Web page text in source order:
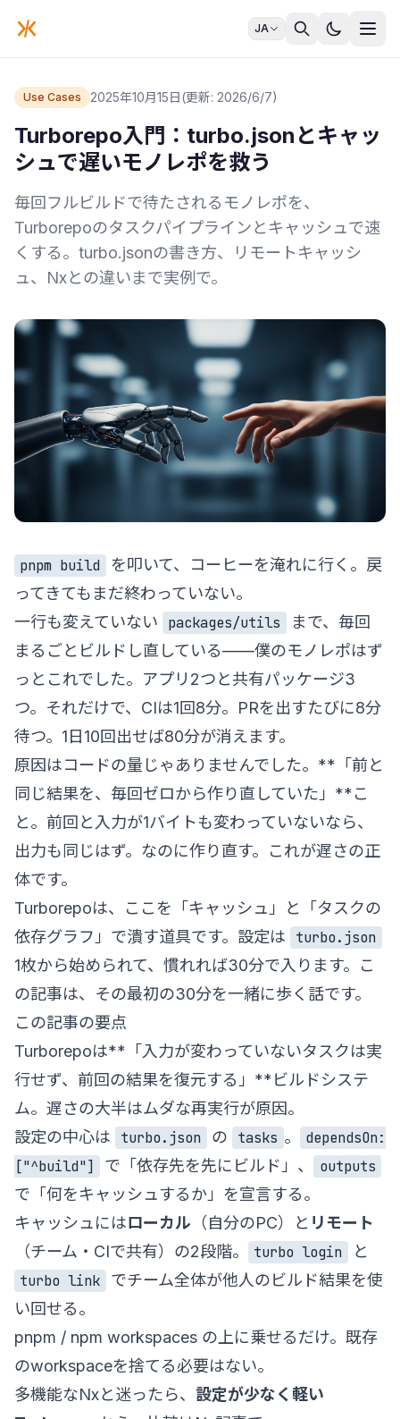
JA
Use Cases 2025年10月15日(更新: 2026/6/7)
Turborepo入門：turbo.jsonとキャッ
シュで遅いモノレポを救う
毎回フルビルドで待たされるモノレポを、
Turborepoのタスクパイプラインとキャッシュで速
くする。turbo.jsonの書き方、リモートキャッシ
ュ、Nxとの違いまで実例で。
pnpm build
を叩いて、コーヒーを淹れに行く。戻
ってきてもまだ終わっていない。
一行も変えていない
packages/utils
まで、毎回
まるごとビルドし直している——僕のモノレポはず
っとこれでした。アプリ2つと共有パッケージ3
つ。それだけで、CIは1回8分。PRを出すたびに8分
待つ。1日10回出せば80分が消えます。
原因はコードの量じゃありませんでした。**「前と
同じ結果を、毎回ゼロから作り直していた」**こ
と。前回と入力が1バイトも変わっていないなら、
出力も同じはず。なのに作り直す。これが遅さの正
体です。
Turborepoは、ここを「キャッシュ」と「タスクの
依存グラフ」で潰す道具です。設定は
turbo.json
1枚から始められて、慣れれば30分で入ります。こ
の記事は、その最初の30分を一緒に歩く話です。
この記事の要点
Turborepoは**「入力が変わっていないタスクは実
行せず、前回の結果を復元する」**ビルドシステ
ム。遅さの大半はムダな再実行が原因。
設定の中心は
turbo.json の tasks 。
dependsOn:
["^build"]
で「依存先を先にビルド」、
outputs
で「何をキャッシュするか」を宣言する。
キャッシュにはローカル （自分のPC）と リモート
（チーム・CIで共有）の2段階。
turbo login
と
turbo link
でチーム全体が他人のビルド結果を使
い回せる。
pnpm / npm workspaces の上に乗せるだけ。既存
のworkspaceを捨てる必要はない。
多機能なNxと迷ったら、 設定が少なく軽い